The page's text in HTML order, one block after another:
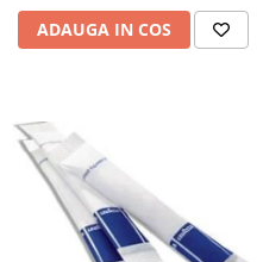
ADAUGA IN COS